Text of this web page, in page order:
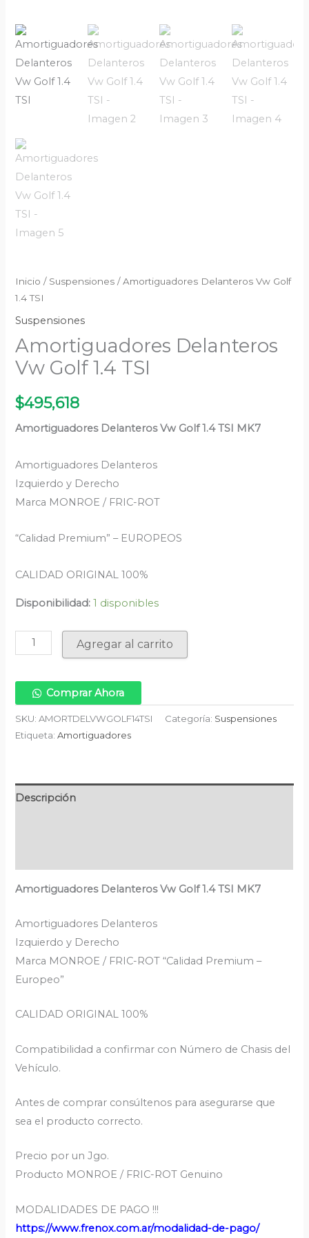
Inicio / Suspensiones / Amortiguadores Delanteros Vw Golf
1.4 TSI
Suspensiones
Amortiguadores Delanteros
Vw Golf 1.4 TSI
$495,618
Amortiguadores Delanteros Vw Golf 1.4 TSI MK7
Amortiguadores Delanteros
Izquierdo y Derecho
Marca MONROE / FRIC-ROT
“Calidad Premium” – EUROPEOS
CALIDAD ORIGINAL 100%
Disponibilidad: 1 disponibles
Agregar al carrito
Comprar Ahora
SKU:AMORTDELVWGOLF14TSI Categoría: Suspensiones
Etiqueta:Amortiguadores
Descripción
Amortiguadores Delanteros Vw Golf 1.4 TSI MK7
Amortiguadores Delanteros
Izquierdo y Derecho
Marca MONROE / FRIC-ROT “Calidad Premium –
Europeo”
CALIDAD ORIGINAL 100%
Compatibilidad a confirmar con Número de Chasis del
Vehículo.
Antes de comprar consúltenos para asegurarse que
sea el producto correcto.
Precio por un Jgo.
Producto MONROE / FRIC-ROT Genuino
MODALIDADES DE PAGO !!!
https://www.frenox.com.ar/modalidad-de-pago/